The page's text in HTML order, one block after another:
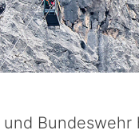
Bundeswehr